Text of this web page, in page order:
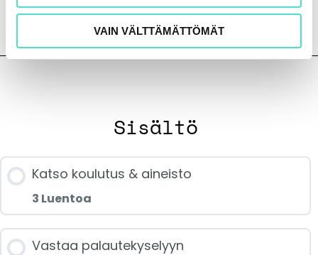
VAIN VÄLTTÄMÄTTÖMÄT
Sisältö
Katso koulutus & aineisto
3 Luentoa
Jakson sisältö
Vastaa palautekyselyyn